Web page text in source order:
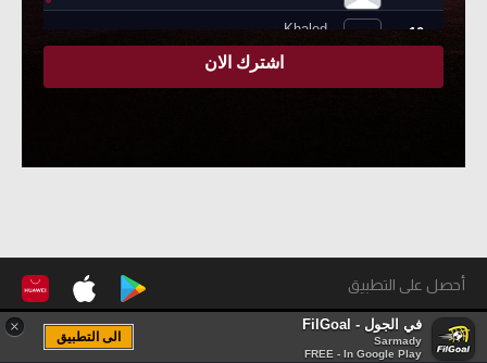
أحصل على التطبيق
اعلن معنا
× في الجول - FilGoal
Sarmady
FREE - In Google Play
الى التطبيق